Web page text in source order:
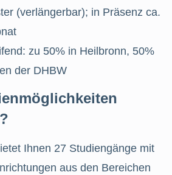
(verlängerbar); in Präsenz ca.
zu 50% in Heilbronn, 50%
der DHBW
Ihnen 27 Studiengänge mit
aus den Bereichen